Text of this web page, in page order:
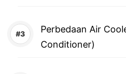
Perbedaan Air
Conditioner)